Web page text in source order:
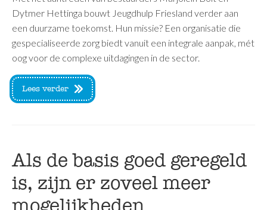
Dytmer Hettinga bouwt Jeugdhulp Friesland verder aan
een duurzame toekomst. Hun missie? Een organisatie die
gespecialiseerde zorg biedt vanuit een integrale aanpak, mét
oog voor de complexe uitdagingen in de sector.
Lees verder
Als de basis goed geregeld
is, zijn er zoveel meer
mogelijkheden